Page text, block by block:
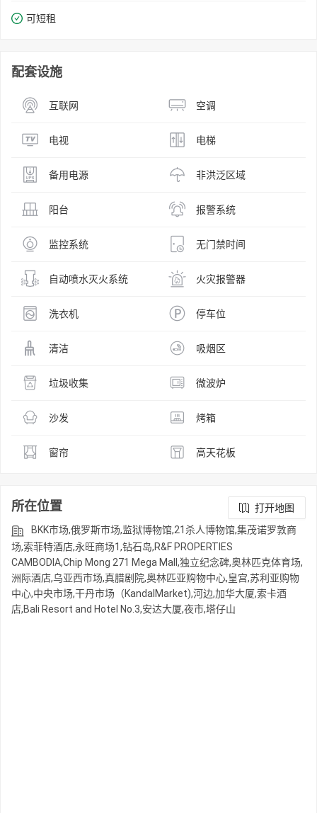
可短租
配套设施
互联网 空调
电视 电梯
备用电源 非洪泛区域
阳台 报警系统
监控系统 无门禁时间
自动喷水灭火系统 火灾报警器
洗衣机 停车位
清洁 吸烟区
垃圾收集 微波炉
沙发 烤箱
窗帘 高天花板
所在位置
打开地图
BKK市场,俄罗斯市场,监狱博物馆,21杀人博物馆,集茂诺罗敦商
场,索菲特酒店,永旺商场1,钻石岛,R&F PROPERTIES
CAMBODIA,Chip Mong 271 Mega Mall,独立纪念碑,奥林匹克体育场,
洲际酒店,乌亚西市场,真腊剧院,奥林匹亚购物中心,皇宫,苏利亚购物
中心,中央市场,干丹市场（KandalMarket),河边,加华大厦,索卡酒
店,Bali Resort and Hotel No.3,安达大厦,夜市,塔仔山